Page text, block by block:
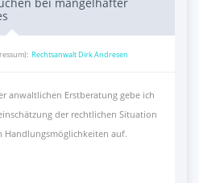
Rechtsanwalt Dirk Andresen
anwaltlichen Erstberatung gebe ich
der rechtlichen Situation
Handlungsmöglichkeiten auf.